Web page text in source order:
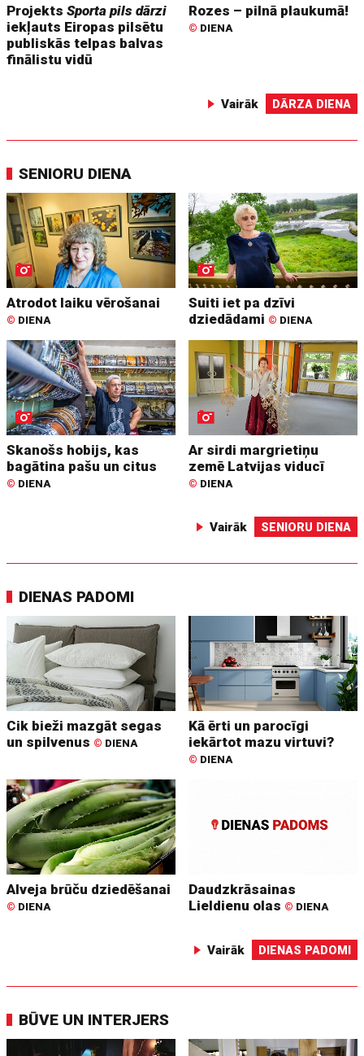
ProjektsSporta pils dārzi
iekļauts Eiropas pilsētu
publiskās telpas balvas
finālistu vidū
Rozes – pilnā plaukumā!
© DIENA
Vairāk DĀRZA DIENA
SENIORU DIENA
Atrodot laiku vērošanai
© DIENA
Suiti iet pa dzīvi
dziedādami © DIENA
Skanošs hobijs, kas
bagātina pašu un citus
© DIENA
Ar sirdi margrietiņu
zemē Latvijas viducī
© DIENA
Vairāk SENIORU DIENA
DIENAS PADOMI
Cik bieži mazgāt segas
un spilvenus © DIENA
Kā ērti un parocīgi
iekārtot mazu virtuvi?
© DIENA
Alveja brūču dziedēšanai
© DIENA
Daudzkrāsainas
Lieldienu olas © DIENA
Vairāk DIENAS PADOMI
BŪVE UN INTERJERS